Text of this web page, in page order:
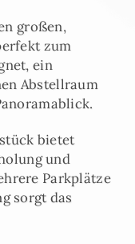
großen,
zum
ein
Abstellraum
bietet
und
Parkplätze
sorgt das